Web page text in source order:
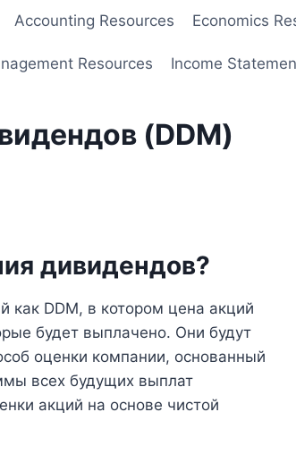
Accounting Resources Economics
Resources Income
(DDM)
дивидендов?
как DDM, в котором цена акций
будет выплачено. Они будут
оценки компании, основанный
всех будущих выплат
акций на основе чистой